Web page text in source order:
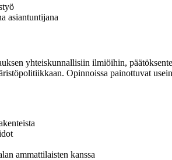
asiantuntijana
yhteiskunnallisiin ilmiöihin,
Opinnoissa painottuvat
ammattilaisten kanssa